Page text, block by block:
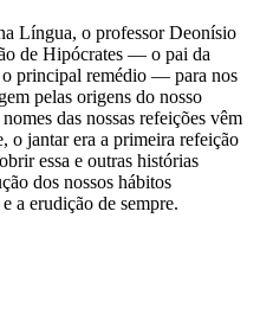
Língua, o professor Deonísio
de Hipócrates — o pai da
principal remédio — para nos
pelas origens do nosso
das nossas refeições vêm
o jantar era a primeira refeição
essa e outras histórias
dos nossos hábitos
a erudição de sempre.